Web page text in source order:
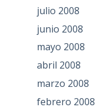
julio 2008
junio 2008
mayo 2008
abril 2008
marzo 2008
febrero 2008